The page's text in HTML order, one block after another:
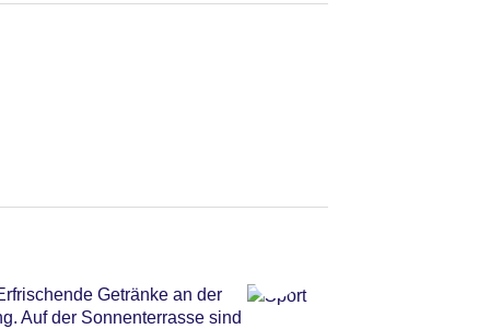
Getränke an der
Auf der Sonnenterrasse sind